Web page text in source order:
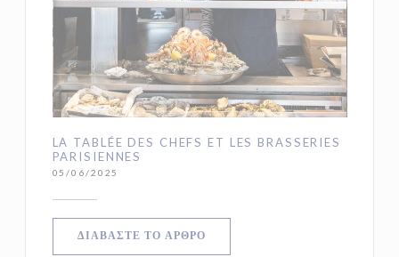
LA TABLÉE DES CHEFS ET LES BRASSERIES
PARISIENNES
05/06/2025
ΔΙΑΒΆΣΤΕ ΤΟ ΆΡΘΡΟ((ΑΝΟΊΓΕΙ ΣΕ ΝΈΟ ΠΑΡΆΘΥΡΟ))